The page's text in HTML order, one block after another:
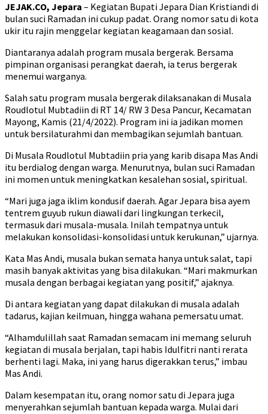
JEJAK.CO, Jepara – Kegiatan Bupati Jepara Dian Kristiandi di
bulan suci Ramadan ini cukup padat. Orang nomor satu di kota
ukir itu rajin menggelar kegiatan keagamaan dan sosial.
Diantaranya adalah program musala bergerak. Bersama
pimpinan organisasi perangkat daerah, ia terus bergerak
menemui warganya.
Salah satu program musala bergerak dilaksanakan di Musala
Roudlotul Mubtadiin di RT 14/ RW 3 Desa Pancur, Kecamatan
Mayong, Kamis (21/4/2022). Program ini ia jadikan momen
untuk bersilaturahmi dan membagikan sejumlah bantuan.
Di Musala Roudlotul Mubtadiin pria yang karib disapa Mas Andi
itu berdialog dengan warga. Menurutnya, bulan suci Ramadan
ini momen untuk meningkatkan kesalehan sosial, spiritual.
“Mari juga jaga iklim kondusif daerah. Agar Jepara bisa ayem
tentrem guyub rukun diawali dari lingkungan terkecil,
termasuk dari musala-musala. Inilah tempatnya untuk
melakukan konsolidasi-konsolidasi untuk kerukunan,” ujarnya.
Kata Mas Andi, musala bukan semata hanya untuk salat, tapi
masih banyak aktivitas yang bisa dilakukan. “Mari makmurkan
musala dengan berbagai kegiatan yang positif,” ajaknya.
Di antara kegiatan yang dapat dilakukan di musala adalah
tadarus, kajian keilmuan, hingga wahana pemersatu umat.
“Alhamdulillah saat Ramadan semacam ini memang seluruh
kegiatan di musala berjalan, tapi habis Idulfitri nanti rerata
berhenti lagi. Maka, ini yang harus digerakkan terus,” imbau
Mas Andi.
Dalam kesempatan itu, orang nomor satu di Jepara juga
menyerahkan sejumlah bantuan kepada warga. Mulai dari